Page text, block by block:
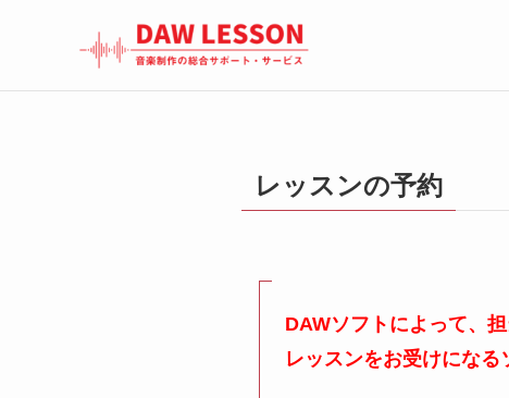
レッスンの予約
DAWソフトによって、
レッスンをお受けになる